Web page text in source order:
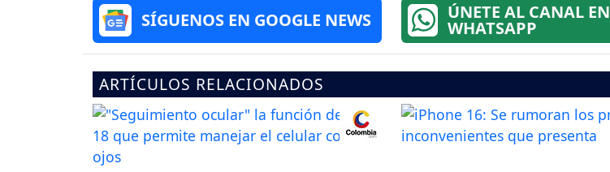
SÍGUENOS EN GOOGLE NEWS ÚNETE AL CANAL EN
WHATSAPP
ARTÍCULOS RELACIONADOS